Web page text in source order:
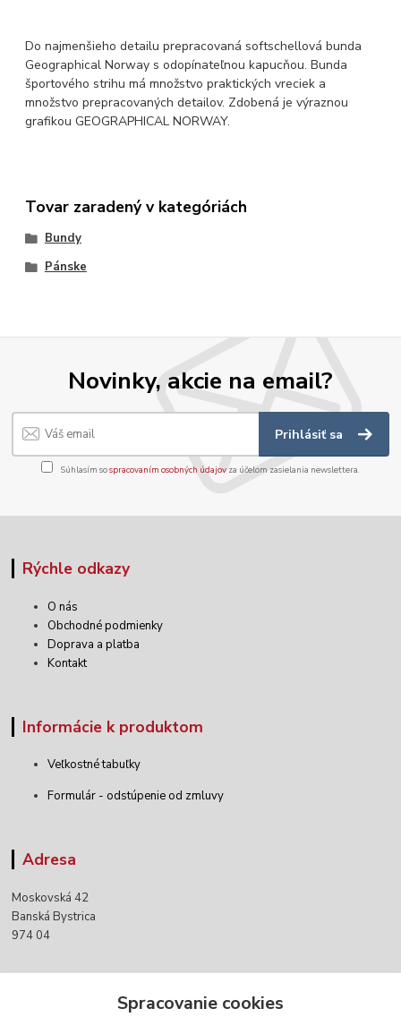
Do najmenšieho detailu prepracovaná softschellová bunda
Geographical Norway s odopínateľnou kapucňou. Bunda
športového strihu má množstvo praktických vreciek a
množstvo prepracovaných detailov. Zdobená je výraznou
grafikou GEOGRAPHICAL NORWAY.
Tovar zaradený v kategóriách
Bundy
Pánske
Novinky, akcie na email?
Prihlásiť sa
Súhlasím sospracovaním osobných údajov za účelom zasielania newslettera.
Rýchle odkazy
O nás
Obchodné podmienky
Doprava a platba
Kontakt
Informácie k produktom
Veľkostné tabuľky
Formulár - odstúpenie od zmluvy
Adresa
Moskovská 42
Banská Bystrica
974 04
Spracovanie cookies